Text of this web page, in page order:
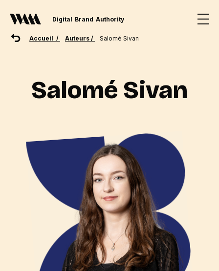
Digital Brand Authority
Accueil / Auteurs / Salomé Sivan
Salomé Sivan